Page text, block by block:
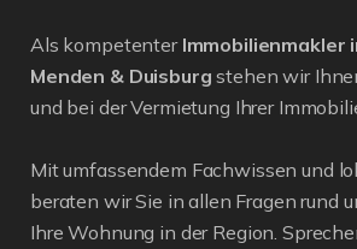
Als kompetenter Immobilienmakler
Menden & Duisburg stehen wir
und bei der Vermietung Ihrer
Mit umfassendem Fachwissen und
beraten wir Sie in allen Fragen rund
Ihre Wohnung in der Region.